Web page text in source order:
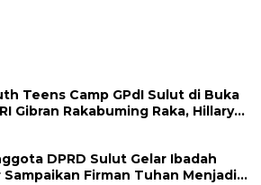
Teens Camp GPdI Sulut di Buka
Gibran Rakabuming Raka, Hillary
DPRD Sulut Gelar Ibadah
Firman Tuhan Menjadi